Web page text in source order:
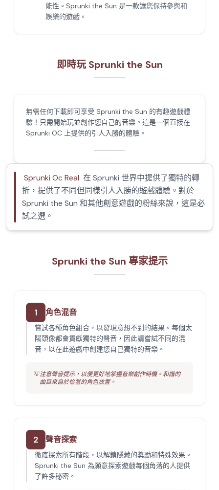
能性。Sprunki the Sun 是一款讓您保持參與和
娛樂的遊戲。
即時玩 Sprunki the Sun
無需任何下載即可享受 Sprunki the Sun 的有趣遊戲體
驗！只需開始玩並創作您自己的音樂。這是一個直接在
Sprunki OC 上提供的引人入勝的體驗。
Sprunki Oc Real 在 Sprunki 世界中提供了獨特的轉
折，提供了不同但同樣引人入勝的遊戲體驗。對於
Sprunki the Sun 和其他創意遊戲的粉絲來說，這是必
試之選。
Sprunki the Sun 專家提示
1 角色混音
嘗試各種角色組合，以發現意想不到的結果。每個太
陽頭像都會貢獻獨特的聲音，因此請嘗試不同的混
音，以在此遊戲中創建您自己獨特的音樂。
💡注意聲音提示，以便更好地掌握音樂創作時機。和諧的
曲目來自於恰當的角色放置。
2 聲音探索
徹底探索所有階段，以解鎖隱藏的獎勵和特殊效果。
Sprunki the Sun 為願意探索遊戲每個角落的人提供
了許多秘密。